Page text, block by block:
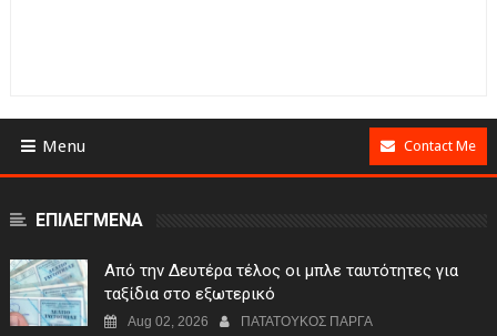
Menu Contact Me
ΕΠΙΛΕΓΜΕΝΑ
Από την Δευτέρα τέλος οι μπλε ταυτότητες για
ταξίδια στο εξωτερικό
Aug 02, 2026 ΠΑΤΑΤΟΥΚΟΣ ΠΑΡΓΑ